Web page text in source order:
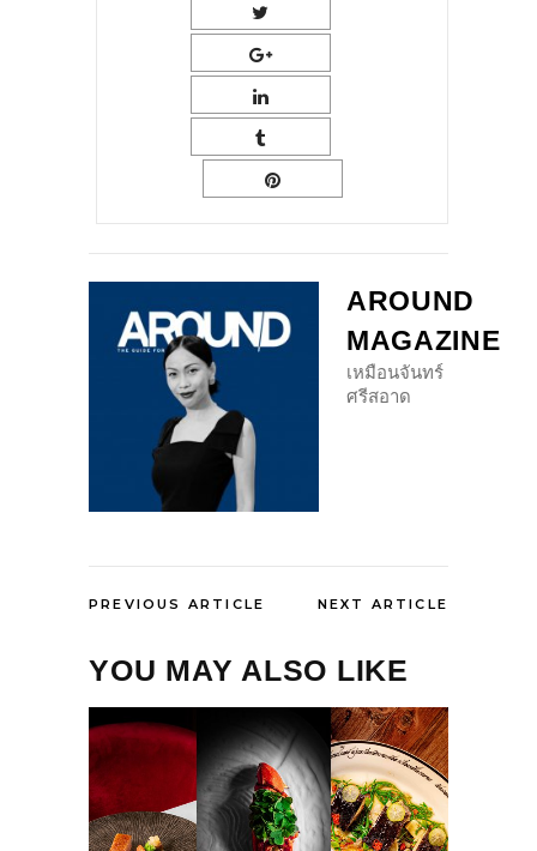
AROUND
MAGAZINE
เหมือนจันทร์
ศรีสอาด
PREVIOUS ARTICLE NEXT ARTICLE
YOU MAY ALSO LIKE